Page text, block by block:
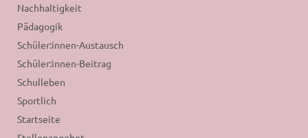
Nachhaltigkeit
Pädagogik
Schüler:innen-Austausch
Schüler:innen-Beitrag
Schulleben
Sportlich
Startseite